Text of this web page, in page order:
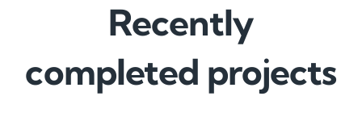
Recently
completed projects